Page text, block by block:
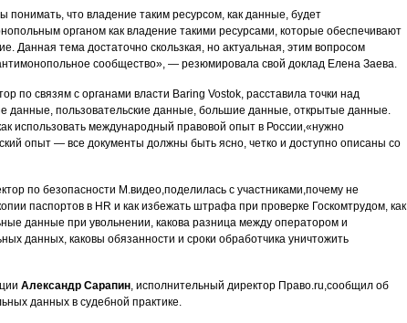
понимать, что владение таким ресурсом, как данные, будет
органом как владение такими ресурсами, которые обеспечивают
Данная тема достаточно скользкая, но актуальная, этим вопросом
сообщество», — резюмировала свой доклад Елена Заева.
по связям с органами власти Baring Vostok, расставила точки над
данные, пользовательские данные, большие данные, открытые данные.
использовать международный правовой опыт в России,«нужно
опыт — все документы должны быть ясно, четко и доступно описаны со
по безопасности М.видео,поделилась с участниками,почему не
паспортов в HR и как избежать штрафа при проверке Госкомтрудом, как
данные при увольнении, какова разница между оператором и
данных, каковы обязанности и сроки обработчика уничтожить
Александр Сарапин, исполнительный директор Право.ru,сообщил об
данных в судебной практике.